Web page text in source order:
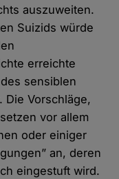
auszuweiten.
Suizids würde
erreichte
sensiblen
Die Vorschläge,
vor allem
oder einiger
an, deren
eingestuft wird.